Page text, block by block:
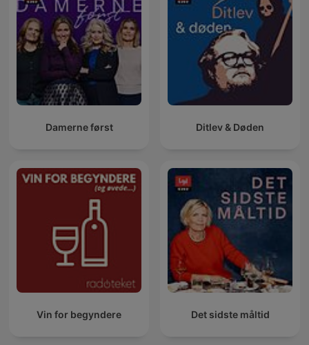
Damerne først Ditlev & Døden
Vin for begyndere Det sidste måltid